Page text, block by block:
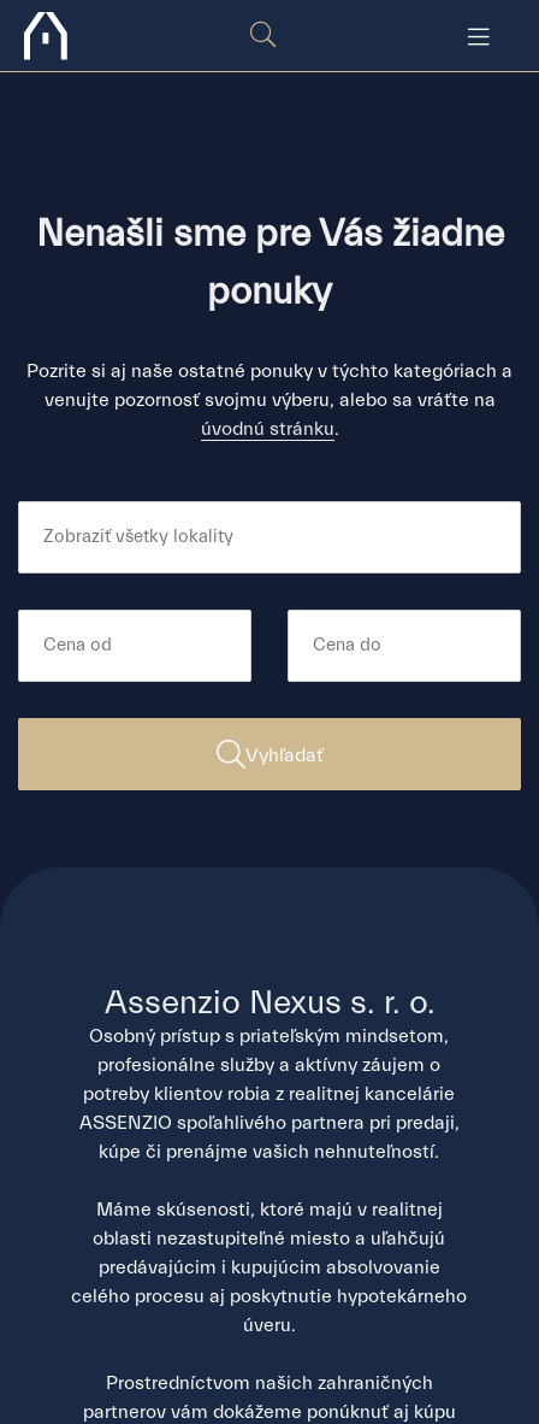
Nenašli sme pre Vás žiadne
ponuky
Pozrite si aj naše ostatné ponuky v týchto kategóriach a
venujte pozornosť svojmu výberu, alebo sa vráťte na
úvodnú stránku.
Vyhľadať
Assenzio Nexus s. r. o.
Osobný prístup s priateľským mindsetom,
profesionálne služby a aktívny záujem o
potreby klientov robia z realitnej kancelárie
ASSENZIO spoľahlivého partnera pri predaji,
kúpe či prenájme vašich nehnuteľností.
Máme skúsenosti, ktoré majú v realitnej
oblasti nezastupiteľné miesto a uľahčujú
predávajúcim i kupujúcim absolvovanie
celého procesu aj poskytnutie hypotekárneho
úveru.
Prostredníctvom našich zahraničných
partnerov vám dokážeme ponúknuť aj kúpu